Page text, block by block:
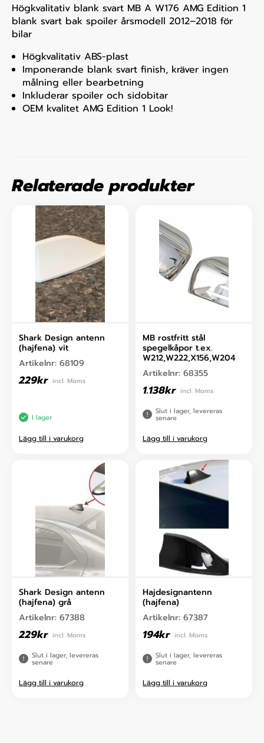
Högkvalitativ blank svart MB A W176 AMG Edition 1
blank svart bak spoiler årsmodell 2012–2018 för
bilar
Högkvalitativ ABS-plast
Imponerande blank svart finish, kräver ingen
målning eller bearbetning
Inkluderar spoiler och sidobitar
OEM kvalitet AMG Edition 1 Look!
Relaterade produkter
Shark Design antenn
(hajfena) vit
Artikelnr: 68109
229kr incl. Moms
I lager
Lägg till i varukorg
MB rostfritt stål
spegelkåpor t.ex.
W212,W222,X156,W204
Artikelnr: 68355
1.138kr incl. Moms
Slut i lager, levereras
senare
Lägg till i varukorg
Shark Design antenn
(hajfena) grå
Artikelnr: 67388
229kr incl. Moms
Slut i lager, levereras
senare
Lägg till i varukorg
Hajdesignantenn
(hajfena)
Artikelnr: 67387
194kr incl. Moms
Slut i lager, levereras
senare
Lägg till i varukorg